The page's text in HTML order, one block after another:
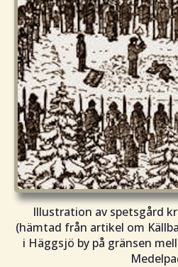
Illustration av spetsgård
(hämtad från artikel om
i Häggsjö by på gränsen